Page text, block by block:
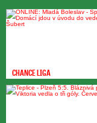
CHANCE LIGA